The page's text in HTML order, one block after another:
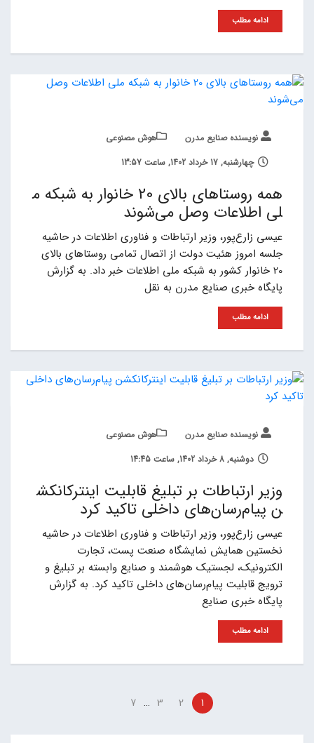
ادامه مطلب
نویسنده صنایع مدرن
هوش مصنوعی
چهارشنبه, 17 خرداد 1402, ساعت 13:57
همه روستاهای بالای 20 خانوار به شبکه م
لی اطلاعات وصل می‌شوند
عیسی زارع‌پور، وزیر ارتباطات و فناوری اطلاعات در حاشیه
جلسه امروز هئیت دولت از اتصال تمامی روستاهای بالای
20 خانوار کشور به شبکه ملی اطلاعات خبر داد. به گزارش
پایگاه خبری صنایع مدرن به نقل
ادامه مطلب
نویسنده صنایع مدرن
هوش مصنوعی
دوشنبه, 8 خرداد 1402, ساعت 14:45
وزیر ارتباطات بر تبلیغ قابلیت اینترکانکش
ن پیام‌رسان‌های داخلی تاکید کرد
عیسی زارع‌پور، وزیر ارتباطات و فناوری اطلاعات در حاشیه
نخستین همایش نمایشگاه صنعت پست، تجارت
الکترونیک، لجستیک هوشمند و صنایع وابسته بر تبلیغ و
ترویج قابلیت پیام‌رسان‌های داخلی تاکید کرد. به گزارش
پایگاه خبری صنایع
ادامه مطلب
1
2
3
…
7